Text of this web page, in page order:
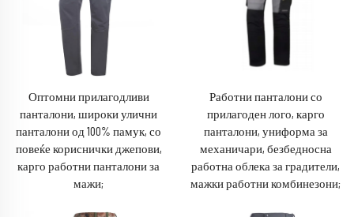
Оптомни прилагодливи
панталони, широки улични
панталони од 100% памук, со
повеќе кориснички джепови,
карго работни панталони за
мажи;
Работни панталони со
прилагоден лого, карго
панталони, униформа за
механичари, безбедносна
работна облека за градители,
мажки работни комбинезони;